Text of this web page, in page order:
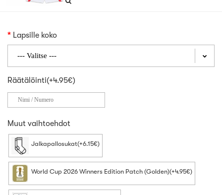
Lapsille koko
Räätälöinti(+4.95€)
Muut vaihtoehdot
Jalkapallosukat(+6.15€)
World Cup 2026 Winners Edition Patch (Golden)(+4.95€)